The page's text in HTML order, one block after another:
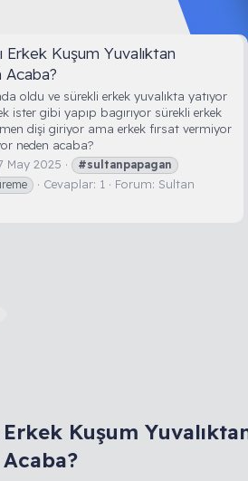
Erkek Kuşum Yuvalıktan
Acaba?
oldu ve sürekli erkek yuvalıkta yatıyor
ister gibi yapıp bagırıyor sürekli erkek
dişi giriyor ama erkek fırsat vermiyor
neden acaba?
May 2025
#sultanpapagan
Cevaplar: 1 Forum: Sultan
Kuşum